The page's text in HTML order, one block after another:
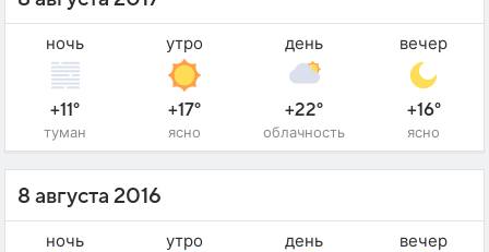
ночь
+11°
туман
утро
+17°
ясно
день
+22°
облачность
вечер
+16°
ясно
8 августа 2016
ночь утро день вечер